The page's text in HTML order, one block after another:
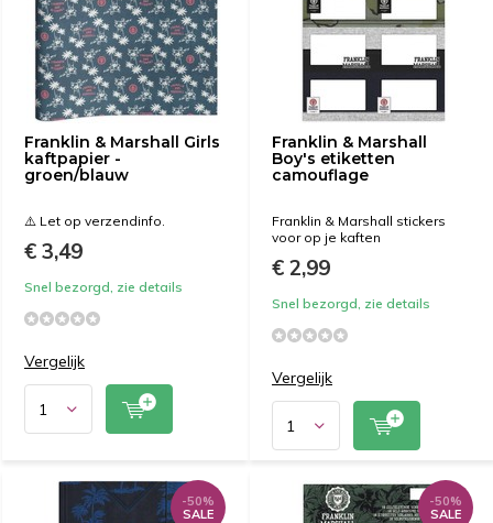
Franklin & Marshall Girls
kaftpapier -
groen/blauw
⚠️ Let op verzendinfo.
€ 3,49
Snel bezorgd, zie details
Vergelijk
Franklin & Marshall
Boy's etiketten
camouflage
Franklin & Marshall stickers
voor op je kaften
€ 2,99
Snel bezorgd, zie details
Vergelijk
-50%
SALE
-50%
SALE